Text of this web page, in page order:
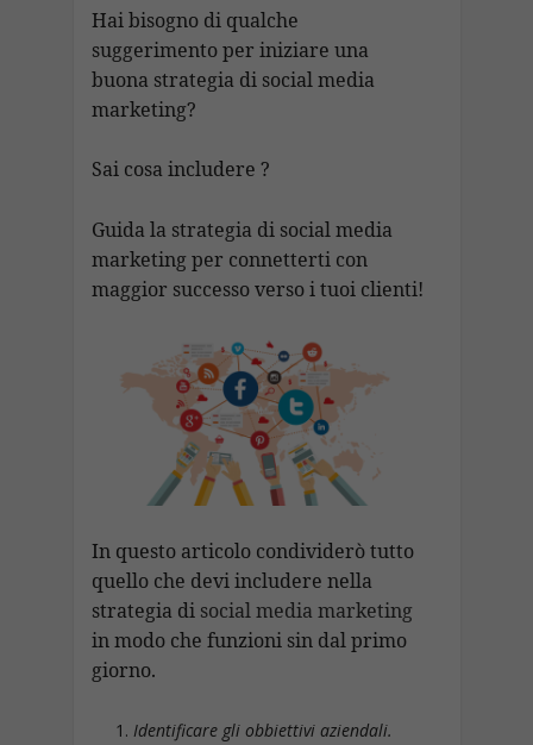
b
o
o
s
A
p
p
gr
a
m
dI
n h
ai
l
p
y
Li
k
n
di
vi
Hai bisogno di qualche
suggerimento per iniziare una
buona strategia di social media
marketing?
Sai cosa includere ?
Guida la strategia di social media
marketing per connetterti con
maggior successo verso i tuoi clienti!
In questo articolo condividerò tutto
quello che devi includere nella
strategia di social media marketing
in modo che funzioni sin dal primo
giorno.
Identificare gli obbiettivi aziendali.